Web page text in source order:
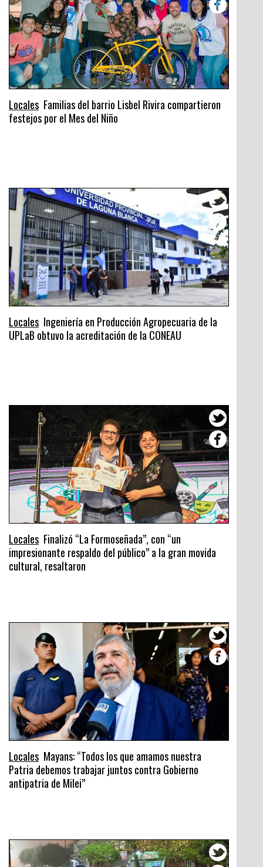
Locales Familias del barrio Lisbel Rivira compartieron
festejos por el Mes del Niño
Locales Ingeniería en Producción Agropecuaria de la
UPLaB obtuvo la acreditación de la CONEAU
Locales Finalizó “La Formoseñada”, con “un
impresionante respaldo del público” a la gran movida
cultural, resaltaron
Locales Mayans: “Todos los que amamos nuestra
Patria debemos trabajar juntos contra Gobierno
antipatria de Milei”